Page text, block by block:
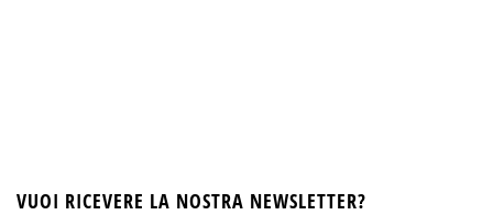
VUOI RICEVERE LA NOSTRA NEWSLETTER?